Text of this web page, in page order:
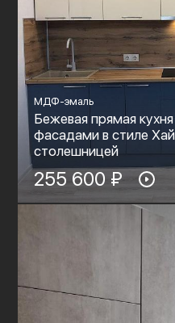
МДФ-эмаль
Бежевая прямая
фасадами в стиле
столешницей
255 600 ₽